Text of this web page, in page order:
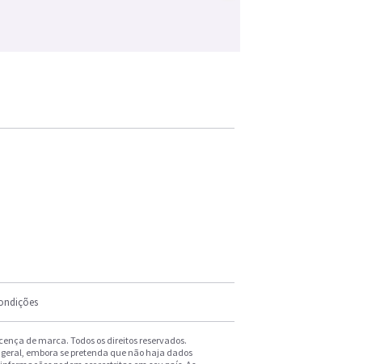
de marca. Todos os direitos reservados.
embora se pretenda que não haja dados